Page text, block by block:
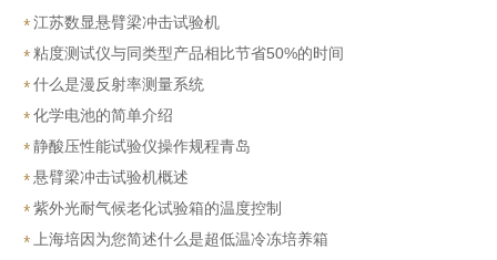
江苏数显悬臂梁冲击试验机
粘度测试仪与同类型产品相比节省50%的时间
什么是漫反射率测量系统
化学电池的简单介绍
静酸压性能试验仪操作规程青岛
悬臂梁冲击试验机概述
紫外光耐气候老化试验箱的温度控制
上海培因为您简述什么是超低温冷冻培养箱